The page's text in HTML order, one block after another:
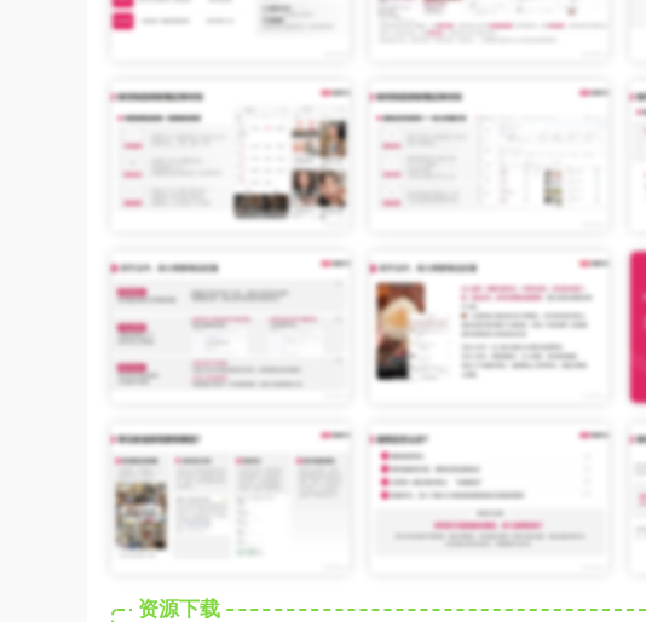
资源下载